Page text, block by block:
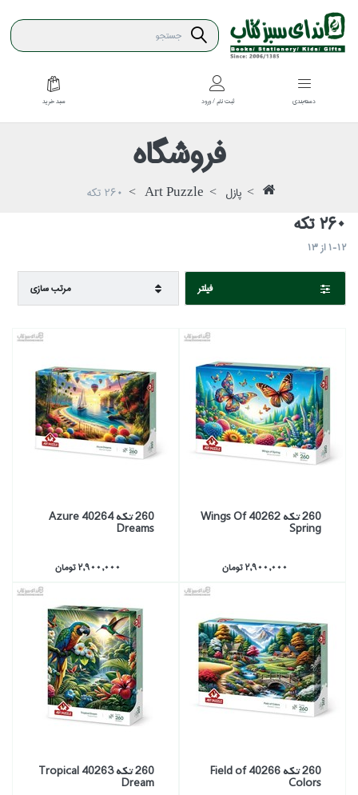
دسته‌بندي ثبت نام / ورود سبد خريد
فروشگاه
پازل Art Puzzle 260 تكه
260 تكه
1-12از13
فيلتر مرتب سازي
260 تكه 40262 Wings Of
Spring
2,900,000 تومان
260 تكه 40264 Azure
Dreams
2,900,000 تومان
260 تكه 40266 Field of
Colors
260 تكه 40263 Tropical
Dream